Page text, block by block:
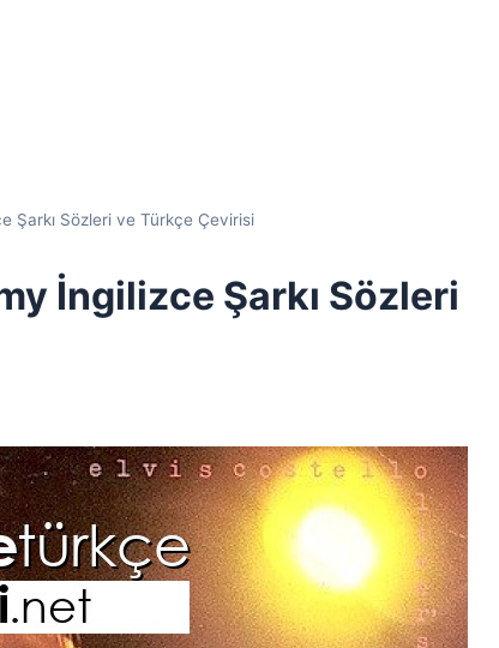
Şarkı Sözleri ve Türkçe Çevirisi
İngilizce Şarkı Sözleri